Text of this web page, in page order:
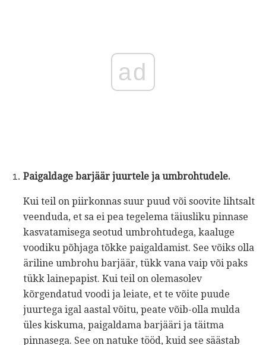
ad
Paigaldage barjäär juurtele ja umbrohtudele.
Kui teil on piirkonnas suur puud või soovite lihtsalt
veenduda, et sa ei pea tegelema täiusliku pinnase
kasvatamisega seotud umbrohtudega, kaaluge
voodiku põhjaga tõkke paigaldamist. See võiks olla
äriline umbrohu barjäär, tükk vana vaip või paks
tükk lainepapist. Kui teil on olemasolev
kõrgendatud voodi ja leiate, et te võite puude
juurtega igal aastal võitu, peate võib-olla mulda
üles kiskuma, paigaldama barjääri ja täitma
pinnasega. See on natuke tööd, kuid see säästab